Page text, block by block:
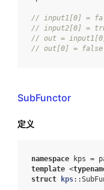
// input1 [0] =
// input2[0] =
// out = input1 [0
// out[0] = false
SubFunctor
定义
namespace kps =
template <
struct
kps: :